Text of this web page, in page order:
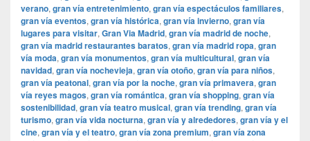
verano, gran vía entretenimiento, gran vía espectáculos familiares,
gran vía eventos, gran vía histórica, gran vía invierno, gran vía
lugares para visitar, ​​Gran Via Madrid, gran vía madrid de noche,
gran vía madrid restaurantes baratos, gran vía madrid ropa, gran
vía moda, gran vía monumentos, gran vía multicultural, gran vía
navidad, gran vía nochevieja, gran vía otoño, gran vía para niños,
gran vía peatonal, gran vía por la noche, gran vía primavera, gran
vía reyes magos, gran vía romántica, gran vía shopping, gran vía
sostenibilidad, gran vía teatro musical, gran vía trending, gran vía
turismo, gran vía vida nocturna, gran vía y alrededores, gran vía y el
cine, gran vía y el teatro, gran vía zona premium, gran vía zona